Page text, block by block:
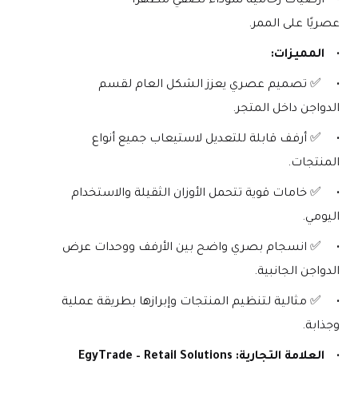
عصريًا على الممر.
المميزات:
الدواجن داخل المتجر.
المنتجات.
اليومي.
الدواجن الجانبية.
وجذابة.
العلامة التجارية: EgyTrade – Retail Solutions